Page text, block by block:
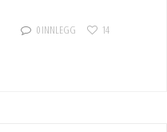
0 INNLEGG 14